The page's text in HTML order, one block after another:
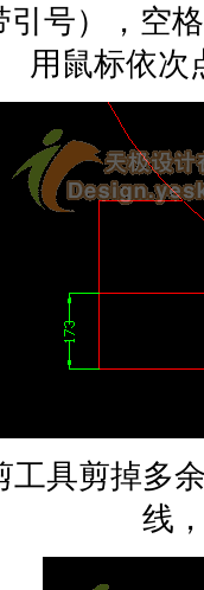
引号），空
用鼠标依次
剪掉多余
线